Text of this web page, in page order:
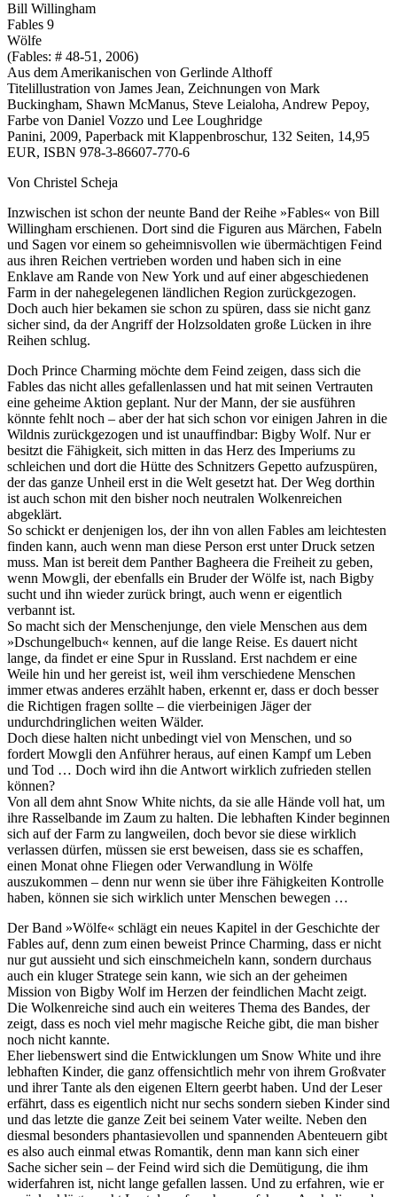
Bill Willingham
Fables 9
Wölfe
(Fables: # 48-51, 2006)
Aus dem Amerikanischen von Gerlinde Althoff
Titelillustration von James Jean, Zeichnungen von Mark
Buckingham, Shawn McManus, Steve Leialoha, Andrew Pepoy,
Farbe von Daniel Vozzo und Lee Loughridge
Panini, 2009, Paperback mit Klappenbroschur, 132 Seiten, 14,95
EUR, ISBN 978-3-86607-770-6
Von Christel Scheja
Inzwischen ist schon der neunte Band der Reihe »Fables« von Bill
Willingham erschienen. Dort sind die Figuren aus Märchen, Fabeln
und Sagen vor einem so geheimnisvollen wie übermächtigen Feind
aus ihren Reichen vertrieben worden und haben sich in eine
Enklave am Rande von New York und auf einer abgeschiedenen
Farm in der nahegelegenen ländlichen Region zurückgezogen.
Doch auch hier bekamen sie schon zu spüren, dass sie nicht ganz
sicher sind, da der Angriff der Holzsoldaten große Lücken in ihre
Reihen schlug.
Doch Prince Charming möchte dem Feind zeigen, dass sich die
Fables das nicht alles gefallenlassen und hat mit seinen Vertrauten
eine geheime Aktion geplant. Nur der Mann, der sie ausführen
könnte fehlt noch – aber der hat sich schon vor einigen Jahren in die
Wildnis zurückgezogen und ist unauffindbar: Bigby Wolf. Nur er
besitzt die Fähigkeit, sich mitten in das Herz des Imperiums zu
schleichen und dort die Hütte des Schnitzers Gepetto aufzuspüren,
der das ganze Unheil erst in die Welt gesetzt hat. Der Weg dorthin
ist auch schon mit den bisher noch neutralen Wolkenreichen
abgeklärt.
So schickt er denjenigen los, der ihn von allen Fables am leichtesten
finden kann, auch wenn man diese Person erst unter Druck setzen
muss. Man ist bereit dem Panther Bagheera die Freiheit zu geben,
wenn Mowgli, der ebenfalls ein Bruder der Wölfe ist, nach Bigby
sucht und ihn wieder zurück bringt, auch wenn er eigentlich
verbannt ist.
So macht sich der Menschenjunge, den viele Menschen aus dem
»Dschungelbuch« kennen, auf die lange Reise. Es dauert nicht
lange, da findet er eine Spur in Russland. Erst nachdem er eine
Weile hin und her gereist ist, weil ihm verschiedene Menschen
immer etwas anderes erzählt haben, erkennt er, dass er doch besser
die Richtigen fragen sollte – die vierbeinigen Jäger der
undurchdringlichen weiten Wälder.
Doch diese halten nicht unbedingt viel von Menschen, und so
fordert Mowgli den Anführer heraus, auf einen Kampf um Leben
und Tod … Doch wird ihn die Antwort wirklich zufrieden stellen
können?
Von all dem ahnt Snow White nichts, da sie alle Hände voll hat, um
ihre Rasselbande im Zaum zu halten. Die lebhaften Kinder beginnen
sich auf der Farm zu langweilen, doch bevor sie diese wirklich
verlassen dürfen, müssen sie erst beweisen, dass sie es schaffen,
einen Monat ohne Fliegen oder Verwandlung in Wölfe
auszukommen – denn nur wenn sie über ihre Fähigkeiten Kontrolle
haben, können sie sich wirklich unter Menschen bewegen …
Der Band »Wölfe« schlägt ein neues Kapitel in der Geschichte der
Fables auf, denn zum einen beweist Prince Charming, dass er nicht
nur gut aussieht und sich einschmeicheln kann, sondern durchaus
auch ein kluger Stratege sein kann, wie sich an der geheimen
Mission von Bigby Wolf im Herzen der feindlichen Macht zeigt.
Die Wolkenreiche sind auch ein weiteres Thema des Bandes, der
zeigt, dass es noch viel mehr magische Reiche gibt, die man bisher
noch nicht kannte.
Eher liebenswert sind die Entwicklungen um Snow White und ihre
lebhaften Kinder, die ganz offensichtlich mehr von ihrem Großvater
und ihrer Tante als den eigenen Eltern geerbt haben. Und der Leser
erfährt, dass es eigentlich nicht nur sechs sondern sieben Kinder sind
und das letzte die ganze Zeit bei seinem Vater weilte. Neben den
diesmal besonders phantasievollen und spannenden Abenteuern gibt
es also auch einmal etwas Romantik, denn man kann sich einer
Sache sicher sein – der Feind wird sich die Demütigung, die ihm
widerfahren ist, nicht lange gefallen lassen. Und zu erfahren, wie er